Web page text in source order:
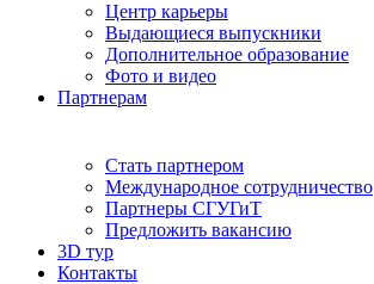
Центр карьеры
Выдающиеся выпускники
Дополнительное образование
Фото и видео
Партнерам
Стать партнером
Международное сотрудничество
Партнеры СГУГиТ
Предложить вакансию
3D тур
Контакты